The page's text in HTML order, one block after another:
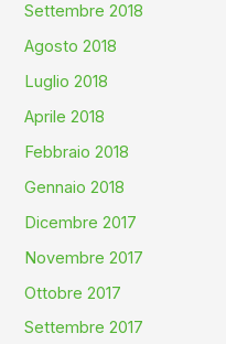
Settembre 2018
Agosto 2018
Luglio 2018
Aprile 2018
Febbraio 2018
Gennaio 2018
Dicembre 2017
Novembre 2017
Ottobre 2017
Settembre 2017